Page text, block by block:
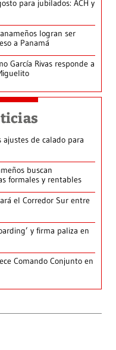
para jubilados: ACH y
logran ser
a Panamá
García Rivas responde a
ajustes de calado para
buscan
formales y rentables
el Corredor Sur entre
y firma paliza en
Comando Conjunto en